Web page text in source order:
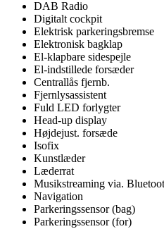
DAB Radio
Digitalt cockpit
Elektrisk parkeringsbremse
Elektronisk bagklap
El-klapbare sidespejle
El-indstillede forsæder
Centrallås fjernb.
Fjernlysassistent
Fuld LED forlygter
Head-up display
Højdejust. forsæde
Isofix
Kunstlæder
Læderrat
Musikstreaming via.
Navigation
Parkeringssensor (bag)
Parkeringssensor (for)